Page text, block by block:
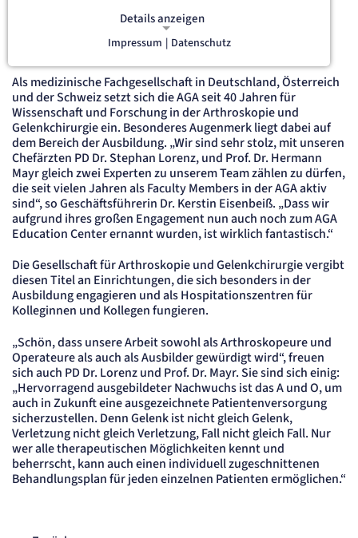
Seit 2023 ist das Artemed Klinikum München Süd offizielles
Education Center der Gesellschaft für Arthroskopie und
Gelenkchirurgie (AGA).
Als medizinische Fachgesellschaft in Deutschland, Österreich
und der Schweiz setzt sich die AGA seit 40 Jahren für
Wissenschaft und Forschung in der Arthroskopie und
Gelenkchirurgie ein. Besonderes Augenmerk liegt dabei auf
dem Bereich der Ausbildung. „Wir sind sehr stolz, mit unseren
Chefärzten PD Dr. Stephan Lorenz, und Prof. Dr. Hermann
Mayr gleich zwei Experten zu unserem Team zählen zu dürfen,
die seit vielen Jahren als Faculty Members in der AGA aktiv
sind“, so Geschäftsführerin Dr. Kerstin Eisenbeiß. „Dass wir
aufgrund ihres großen Engagement nun auch noch zum AGA
Education Center ernannt wurden, ist wirklich fantastisch.“
Die Gesellschaft für Arthroskopie und Gelenkchirurgie vergibt
diesen Titel an Einrichtungen, die sich besonders in der
Ausbildung engagieren und als Hospitationszentren für
Kolleginnen und Kollegen fungieren.
„Schön, dass unsere Arbeit sowohl als Arthroskopeure und
Operateure als auch als Ausbilder gewürdigt wird“, freuen
sich auch PD Dr. Lorenz und Prof. Dr. Mayr. Sie sind sich einig:
„Hervorragend ausgebildeter Nachwuchs ist das A und O, um
auch in Zukunft eine ausgezeichnete Patientenversorgung
sicherzustellen. Denn Gelenk ist nicht gleich Gelenk,
Verletzung nicht gleich Verletzung, Fall nicht gleich Fall. Nur
wer alle therapeutischen Möglichkeiten kennt und
beherrscht, kann auch einen individuell zugeschnittenen
Behandlungsplan für jeden einzelnen Patienten ermöglichen.“
Details anzeigen
NOTWENDIGE COOKIES
Notwendige Cookies ermöglichen
grundlegende Funktionen und sind für
die einwandfreie Funktion der Website
erforderlich.
etracker Sitzungs-Cookie
Name:
et_oi_v2
Anbieter:
etracker GmbH
Opt-In Cookie speichert die Entscheidung des Besuchers, wenn auf der Seite des
Kunden das Tracking Opt-In ausgespielt wird. Wird auch für ein eventuelles Opt-Out
verwendet.
Cookie Laufzeit:
"no" - 50 Jahre, "yes" - 480 Tage
Content-Management-System-
Cookie
Name:
fe_typo_user
Anbieter:
TYPO3
Zweck:
Dient der Identifizierung eines Anwenders und der besseren Bedienerführung.
Cookie Laufzeit:
Impressum | Datenschutz